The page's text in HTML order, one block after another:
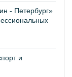
- Петербург»
и